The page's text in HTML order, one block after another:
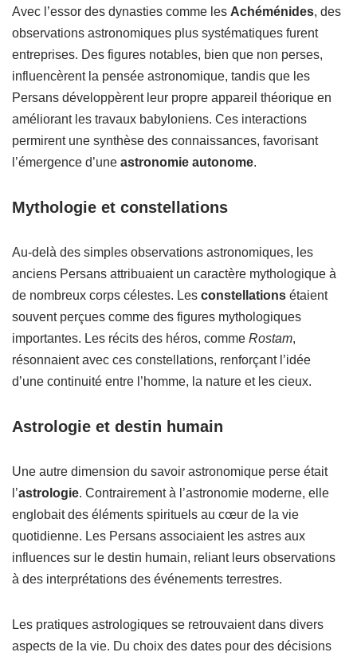
Avec l’essor des dynasties comme les Achéménides, des
observations astronomiques plus systématiques furent
entreprises. Des figures notables, bien que non perses,
influencèrent la pensée astronomique, tandis que les
Persans développèrent leur propre appareil théorique en
améliorant les travaux babyloniens. Ces interactions
permirent une synthèse des connaissances, favorisant
l’émergence d’une astronomie autonome.
Mythologie et constellations
Au-delà des simples observations astronomiques, les
anciens Persans attribuaient un caractère mythologique à
de nombreux corps célestes. Les constellations étaient
souvent perçues comme des figures mythologiques
importantes. Les récits des héros, comme Rostam,
résonnaient avec ces constellations, renforçant l’idée
d’une continuité entre l’homme, la nature et les cieux.
Astrologie et destin humain
Une autre dimension du savoir astronomique perse était
l’astrologie. Contrairement à l’astronomie moderne, elle
englobait des éléments spirituels au cœur de la vie
quotidienne. Les Persans associaient les astres aux
influences sur le destin humain, reliant leurs observations
à des interprétations des événements terrestres.
Les pratiques astrologiques se retrouvaient dans divers
aspects de la vie. Du choix des dates pour des décisions